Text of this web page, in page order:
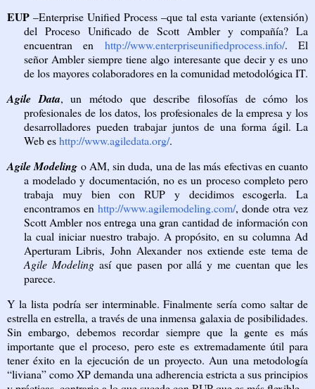
EUP –Enterprise Unified Process –que tal esta variante (extensión)
del Proceso Unificado de Scott Ambler y compañía? La
encuentran en http://www.enterpriseunifiedprocess.info/. El
señor Ambler siempre tiene algo interesante que decir y es uno
de los mayores colaboradores en la comunidad metodológica IT.
Agile Data, un método que describe filosofías de cómo los
profesionales de los datos, los profesionales de la empresa y los
desarrolladores pueden trabajar juntos de una forma ágil. La
Web eshttp://www.agiledata.org/.
Agile Modeling o AM, sin duda, una de las más efectivas en cuanto
a modelado y documentación, no es un proceso completo pero
trabaja muy bien con RUP y decidimos escogerla. La
encontramos en http://www.agilemodeling.com/, donde otra vez
Scott Ambler nos entrega una gran cantidad de información con
la cual iniciar nuestro trabajo. A propósito, en su columna Ad
Aperturam Libris, John Alexander nos extiende este tema de
Agile Modelingasí que pasen por allá y me cuentan que les
parece.
Y la lista podría ser interminable. Finalmente sería como saltar de
estrella en estrella, a través de una inmensa galaxia de posibilidades.
Sin embargo, debemos recordar siempre que la gente es más
importante que el proceso, pero este es extremadamente útil para
tener éxito en la ejecución de un proyecto. Aun una metodología
“liviana” como XP demanda una adherencia estricta a sus principios